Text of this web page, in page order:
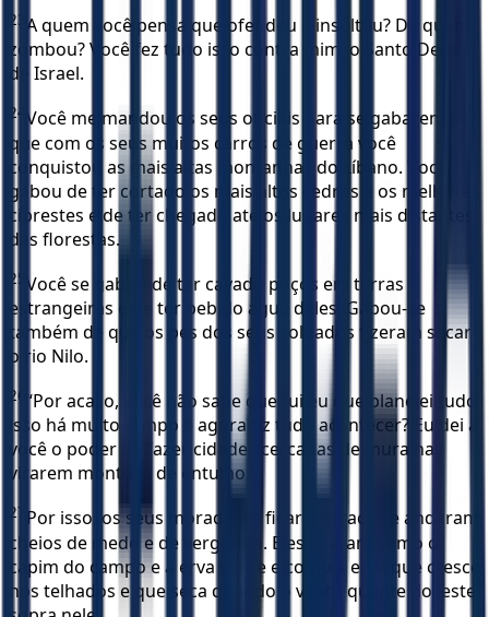
23 A quem você pensa que ofendeu e insultou? De quem
zombou? Você fez tudo isso contra mim, o Santo Deus
de Israel.
24 Você me mandou os seus oficiais para se gabarem de
que com os seus muitos carros de guerra você
conquistou as mais altas montanhas do Líbano. Você se
gabou de ter cortado os mais altos cedros e os melhores
ciprestes e de ter chegado até os lugares mais distantes
das florestas.
25 Você se gabou de ter cavado poços em terras
estrangeiras e de ter bebido água deles. Gabou-se
também de que os pés dos seus soldados fizeram secar
o rio Nilo.
26 “Por acaso, você não sabe que fui eu que planejei tudo
isso há muito tempo e agora fiz tudo acontecer? Eu dei a
você o poder de fazer cidades cercadas de muralhas
virarem montões de entulho.
27 Por isso, os seus moradores ficaram fracos e andaram
cheios de medo e de vergonha. Eles ficaram como o
capim do campo e a erva verde e como a erva que cresce
nos telhados e que seca quando o vento quente do leste